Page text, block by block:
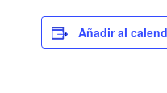
Añadir al